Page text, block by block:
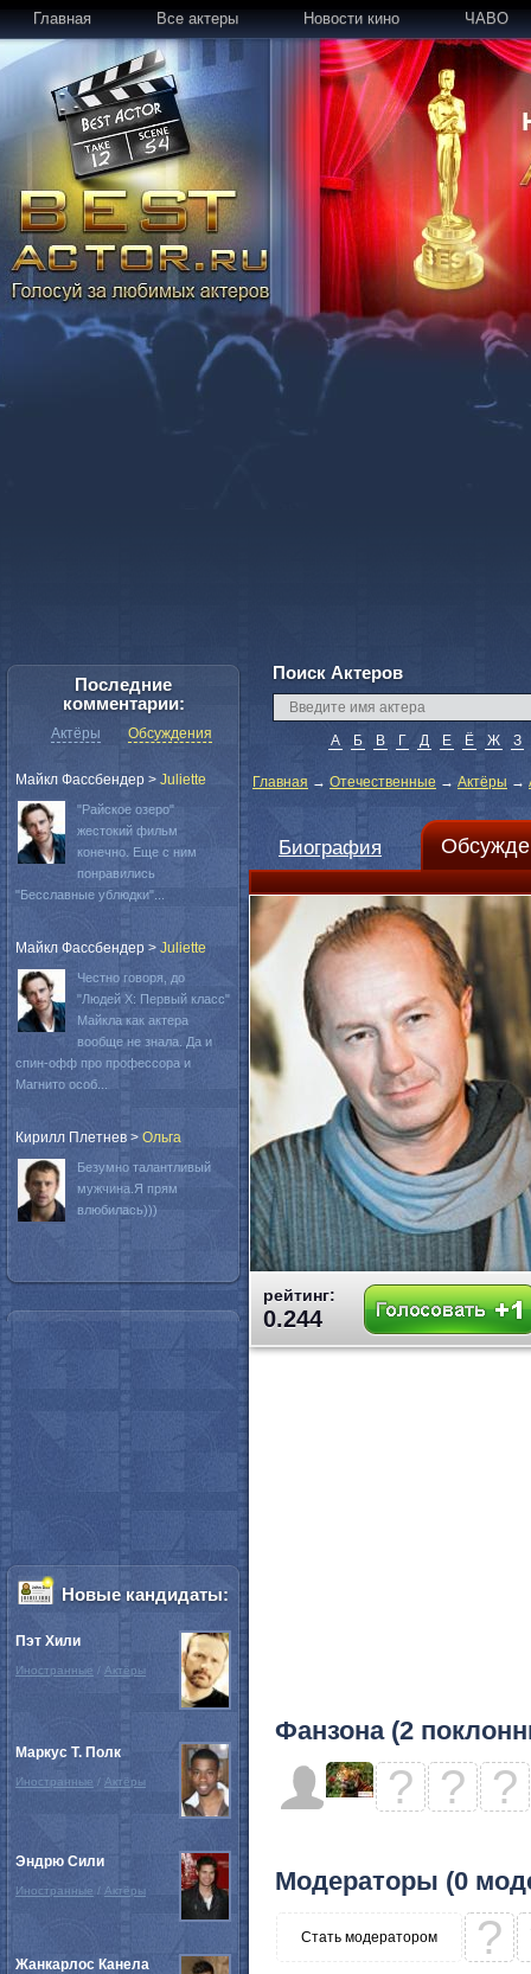
Главная Все актеры Новости кино ЧАВО
Поиск Актеров
А Б В Г Д Е Ё Ж З
Главная → Отечественные → Актёры →
Биография
рейтинг:
0.244
Фанзона (2
? ? ?
Модераторы (0
Стать модератором ?
Последние
комментарии:
Актёры Обсуждения
Майкл Фассбендер > Juliette
"Райское озеро"
жестокий фильм
конечно. Еще с ним
понравились
"Бесславные ублюдки"...
Майкл Фассбендер > Juliette
Честно говоря, до
"Людей Х: Первый класс"
Майкла как актера
вообще не знала. Да и
спин-офф про профессора и
Магнито особ...
Кирилл Плетнев > Oльга
Безумно талантливый
мужчина.Я прям
влюбилась)))
Новые кандидаты:
Пэт Хили
Иностранные / Актёры
Маркус Т. Полк
Иностранные / Актёры
Эндрю Сили
Иностранные / Актёры
Жанкарлос Канела